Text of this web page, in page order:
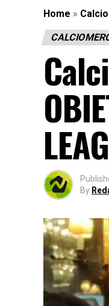
Home »
By